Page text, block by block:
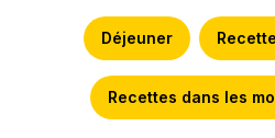
Déjeuner
Recettes dans les